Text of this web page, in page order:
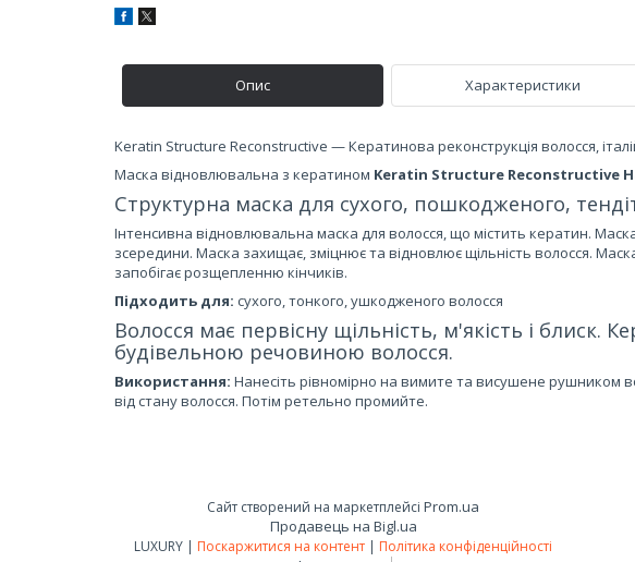
Опис Характеристики
Keratin Structure Reconstructive — Кератинова реконструкція волосся,
Маска відновлювальна з кератином Keratin Structure Reconstructive
Структурна маска для сухого, пошкодженого,
Інтенсивна відновлювальна маска для волосся, що містить кератин.
зсередини. Маска захищає, зміцнює та відновлює щільність волосся.
запобігає розщепленню кінчиків.
Підходить для: сухого, тонкого, ушкодженого волосся
Волосся має первісну щільність, м'якість і блиск.
будівельною речовиною волосся.
Використання: Нанесіть рівномірно на вимите та висушене рушником
від стану волосся. Потім ретельно промийте.
Сайт створений на маркетплейсі Prom.ua
Продавець на Bigl.ua
LUXURY | Поскаржитися на контент | Політика конфіденційності